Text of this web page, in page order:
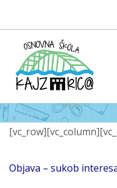
Objava – sukob